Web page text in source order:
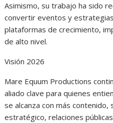
Asimismo, su trabajo ha sido
convertir eventos y
plataformas de crecimiento,
de alto nivel.
Visión 2026
Mare Equum Productions
aliado clave para quienes
se alcanza con más
estratégico, relaciones